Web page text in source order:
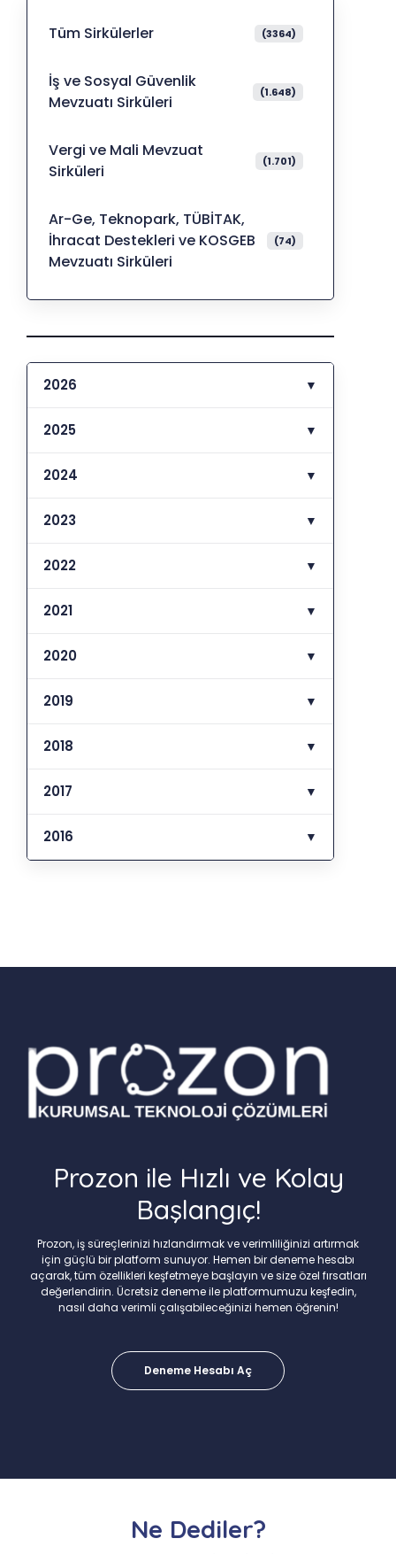
Tüm Sirkülerler (3364)
İş ve Sosyal Güvenlik
Mevzuatı Sirküleri
(1.648)
Vergi ve Mali Mevzuat
Sirküleri
(1.701)
Ar-Ge, Teknopark, TÜBİTAK,
İhracat Destekleri ve KOSGEB
Mevzuatı Sirküleri
(74)
2026 ▼
2025 ▼
2024 ▼
2023 ▼
2022 ▼
2021 ▼
2020 ▼
2019 ▼
2018 ▼
2017 ▼
2016 ▼
Prozon ile Hızlı ve Kolay
Başlangıç!
Prozon, iş süreçlerinizi hızlandırmak ve verimliliğinizi artırmak
için güçlü bir platform sunuyor. Hemen bir deneme hesabı
açarak, tüm özellikleri keşfetmeye başlayın ve size özel fırsatları
değerlendirin. Ücretsiz deneme ile platformumuzu keşfedin,
nasıl daha verimli çalışabileceğinizi hemen öğrenin!
Deneme Hesabı Aç
Ne Dediler?